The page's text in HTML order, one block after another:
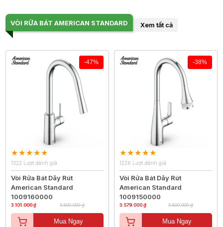
VÒI RỬA BÁT AMERICAN STANDARD Xem tất cả
-47%
1322 Lượt đánh giá
Vòi Rửa Bát Dây Rút
American Standard
1009160000
3.101.000 ₫ 5.800.000 ₫
Mua Ngay
-38%
1226 Lượt đánh giá
Vòi Rửa Bát Dây Rút
American Standard
1009150000
3.579.000 ₫ 5.800.000 ₫
Mua Ngay